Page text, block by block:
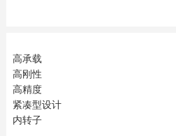
高承载
高刚性
高精度
紧凑型设计
内转子